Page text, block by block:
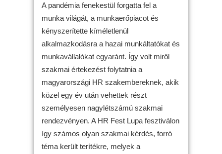
A pandémia fenekestül forgatta fel a
munka világát, a munkaerőpiacot és
kényszerítette kíméletlenül
alkalmazkodásra a hazai munkáltatókat és
munkavállalókat egyaránt. Így volt miről
szakmai értekezést folytatnia a
magyarországi HR szakembereknek, akik
közel egy év után vehettek részt
személyesen nagylétszámú szakmai
rendezvényen. A HR Fest Lupa fesztiválon
így számos olyan szakmai kérdés, forró
téma került terítékre, melyek a